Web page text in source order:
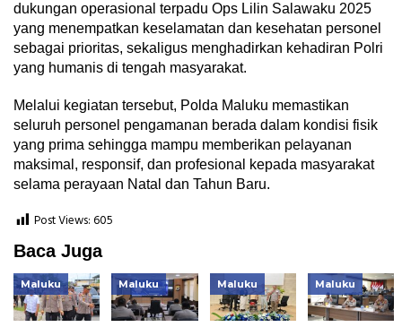
dukungan operasional terpadu Ops Lilin Salawaku 2025
yang menempatkan keselamatan dan kesehatan personel
sebagai prioritas, sekaligus menghadirkan kehadiran Polri
yang humanis di tengah masyarakat.
Melalui kegiatan tersebut, Polda Maluku memastikan
seluruh personel pengamanan berada dalam kondisi fisik
yang prima sehingga mampu memberikan pelayanan
maksimal, responsif, dan profesional kepada masyarakat
selama perayaan Natal dan Tahun Baru.
Post Views:605
Baca Juga
Maluku Maluku Maluku Maluku